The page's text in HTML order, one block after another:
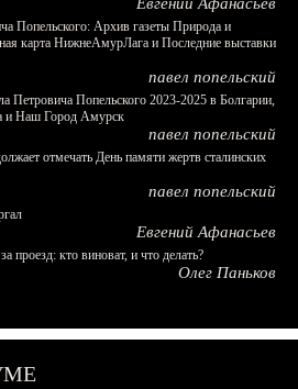
Попельского: Архив газеты Природа и
карта НижнеАмурЛага и Последние выставки
павел попельский
Петровича Попельского 2023-2025 в Болгарии,
и Наш Город Амурск
павел попельский
отмечать День памяти жертв сталинских
павел попельский
Евгений Афанасьев
проезд: кто виноват, и что делать?
Олег Паньков